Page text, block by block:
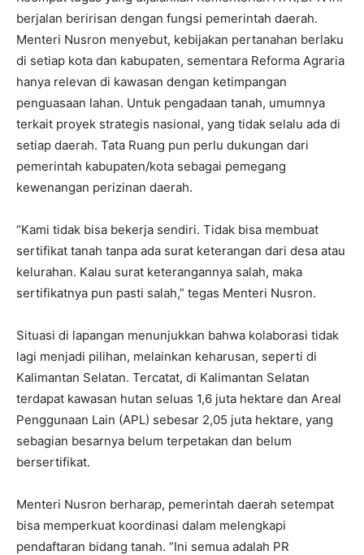
berjalan beririsan dengan fungsi pemerintah daerah.
Menteri Nusron menyebut, kebijakan pertanahan berlaku
di setiap kota dan kabupaten, sementara Reforma Agraria
hanya relevan di kawasan dengan ketimpangan
penguasaan lahan. Untuk pengadaan tanah, umumnya
terkait proyek strategis nasional, yang tidak selalu ada di
setiap daerah. Tata Ruang pun perlu dukungan dari
pemerintah kabupaten/kota sebagai pemegang
kewenangan perizinan daerah.
‎“Kami tidak bisa bekerja sendiri. Tidak bisa membuat
sertifikat tanah tanpa ada surat keterangan dari desa atau
kelurahan. Kalau surat keterangannya salah, maka
sertifikatnya pun pasti salah,” tegas Menteri Nusron.
‎Situasi di lapangan menunjukkan bahwa kolaborasi tidak
lagi menjadi pilihan, melainkan keharusan, seperti di
Kalimantan Selatan. Tercatat, di Kalimantan Selatan
terdapat kawasan hutan seluas 1,6 juta hektare dan Areal
Penggunaan Lain (APL) sebesar 2,05 juta hektare, yang
sebagian besarnya belum terpetakan dan belum
bersertifikat.
‎Menteri Nusron berharap, pemerintah daerah setempat
bisa memperkuat koordinasi dalam melengkapi
pendaftaran bidang tanah. “Ini semua adalah PR